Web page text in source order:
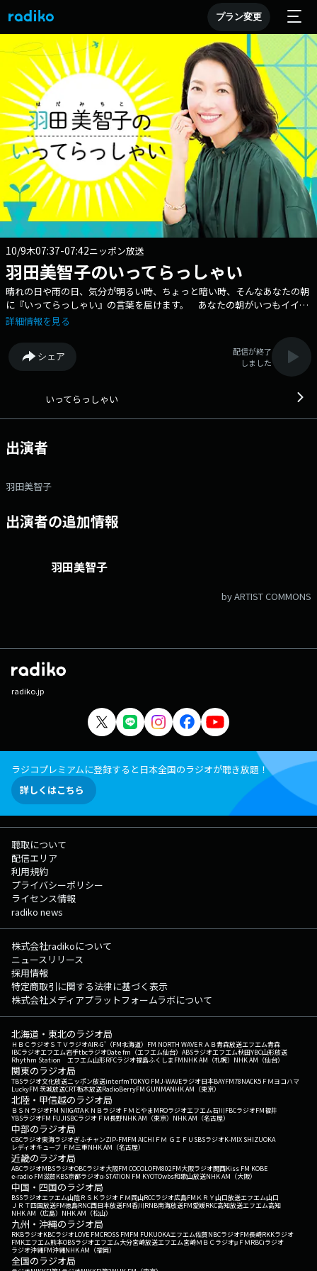
プラン変更
10/9木07:37-07:42ニッポン放送
羽田美智子のいってらっしゃい
晴れの日や雨の日、気分が明るい時、ちょっと暗い時、そんなあなたの朝
に『いってらっしゃい』の言葉を届けます。 あなたの朝がいつもイイ朝
でありますように…メールアドレス： hada@1242.com 番組ホーム
詳細情報を見る
シェア
配信が終了
しました
いってらっしゃい
出演者
羽田美智子
出演者の追加情報
羽田美智子
by ARTIST COMMONS
radiko.jp
ラジコプレミアムに登録すると日本全国のラジオが聴き放題！
詳しくはこちら
聴取について
配信エリア
利用規約
プライバシーポリシー
ライセンス情報
radiko news
株式会社radikoについて
ニュースリリース
採用情報
特定商取引に関する法律に基づく表示
株式会社メディアプラットフォームラボについて
北海道・東北のラジオ局
ＨＢＣラジオＳＴＶラジオAIR-G'（FM北海道） FM NORTH WAVEＲＡＢ青森放送エフエム青森
IBCラジオエフエム岩手tbcラジオDate fm（エフエム仙台） ABSラジオエフエム秋田YBC山形放送
Rhythm Station エフエム山形RFCラジオ福島ふくしまFMNHK AM（札幌） NHK AM（仙台）
関東のラジオ局
TBSラジオ文化放送ニッポン放送interfmTOKYO FMJ-WAVEラジオ日本BAYFM78NACK5 ＦＭヨコハマ
LuckyFM 茨城放送CRT栃木放送RadioBerryFM GUNMANHK AM（東京）
北陸・甲信越のラジオ局
ＢＳＮラジオFM NIIGATAＫＮＢラジオ ＦＭとやまMROラジオエフエム石川FBCラジオFM福井
YBSラジオFM FUJISBCラジオ ＦＭ長野NHK AM（東京） NHK AM（名古屋）
中部のラジオ局
CBCラジオ東海ラジオぎふチャンZIP-FMFM AICHI ＦＭ ＧＩＦＵ SBSラジオK-MIX SHIZUOKA
レディオキューブ ＦＭ三重NHK AM（名古屋）
近畿のラジオ局
ABCラジオMBSラジオOBCラジオ大阪FM COCOLOFM802FM大阪ラジオ関西Kiss FM KOBE
e-radio FM滋賀KBS京都ラジオα-STATION FM KYOTOwbs和歌山放送NHK AM（大阪）
中国・四国のラジオ局
BSSラジオエフエム山陰ＲＳＫラジオ ＦＭ岡山RCCラジオ広島FM ＫＲＹ山口放送エフエム山口
ＪＲＴ四国放送FM徳島RNC西日本放送FM香川RNB南海放送FM愛媛RKC高知放送エフエム高知
NHK AM（広島） NHK AM（松山）
九州・沖縄のラジオ局
RKBラジオKBCラジオLOVE FMCROSS FMFM FUKUOKAエフエム佐賀NBCラジオFM長崎RKKラジオ
FMKエフエム熊本OBSラジオエフエム大分宮崎放送エフエム宮崎ＭＢＣラジオμＦＭRBCiラジオ
ラジオ沖縄FM沖縄NHK AM（福岡）
全国のラジオ局